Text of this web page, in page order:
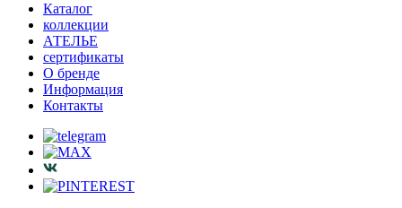
Каталог
коллекции
АТЕЛЬЕ
сертификаты
О бренде
Информация
Контакты